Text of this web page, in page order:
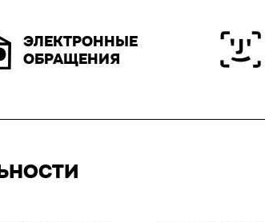
ЭЛЕКТРОННЫЕ
ОБРАЩЕНИЯ